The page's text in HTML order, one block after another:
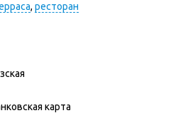
, ресторан
карта